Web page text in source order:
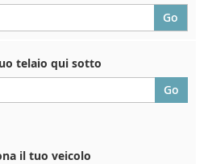
telaio qui sotto
in macchina
il tuo veicolo